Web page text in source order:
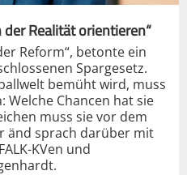
Realität orientieren“
Reform“, betonte ein
Spargesetz.
bemüht wird, muss
Welche Chancen hat sie
muss sie vor dem
änd sprach darüber mit
KVen und